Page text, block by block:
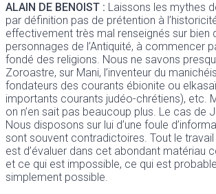
ALAIN DE BENOIST : Laissons les mythes
par définition pas de prétention à
effectivement très mal renseignés sur bien
personnages de l’Antiquité, à commencer
fondé des religions. Nous ne savons
Zoroastre, sur Mani, l’inventeur du
fondateurs des courants ébionite ou
importants courants judéo-chrétiens), etc.
on n’en sait pas beaucoup plus. Le cas de
Nous disposons sur lui d’une foule
sont souvent contradictoires. Tout le
est d’évaluer dans cet abondant matériau
et ce qui est impossible, ce qui est
simplement possible.